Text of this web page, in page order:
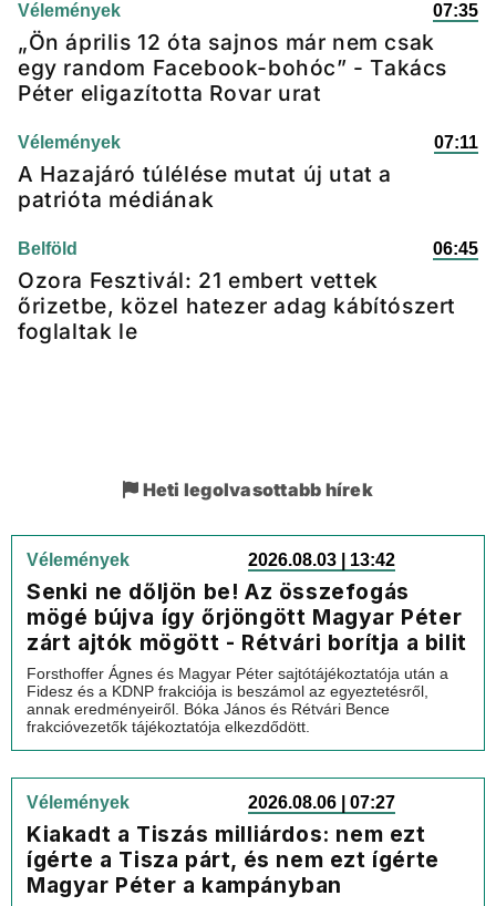
Vélemények 07:35
„Ön április 12 óta sajnos már nem csak
egy random Facebook-bohóc” - Takács
Péter eligazította Rovar urat
Vélemények 07:11
A Hazajáró túlélése mutat új utat a
patrióta médiának
Belföld 06:45
Ozora Fesztivál: 21 embert vettek
őrizetbe, közel hatezer adag kábítószert
foglaltak le
Heti legolvasottabb hírek
Vélemények 2026.08.03 | 13:42
Senki ne dőljön be! Az összefogás
mögé bújva így őrjöngött Magyar Péter
zárt ajtók mögött - Rétvári borítja a bilit
Forsthoffer Ágnes és Magyar Péter sajtótájékoztatója után a
Fidesz és a KDNP frakciója is beszámol az egyeztetésről,
annak eredményeiről. Bóka János és Rétvári Bence
frakcióvezetők tájékoztatója elkezdődött.
Vélemények 2026.08.06 | 07:27
Kiakadt a Tiszás milliárdos: nem ezt
ígérte a Tisza párt, és nem ezt ígérte
Magyar Péter a kampányban